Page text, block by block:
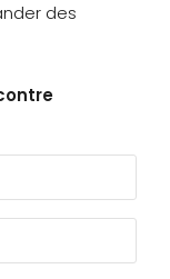
des